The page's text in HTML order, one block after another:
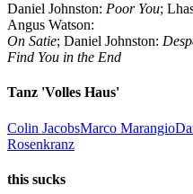
Daniel Johnston: Poor You;
Angus Watson:
On Satie; Daniel Johnston:
Find You in the End
Tanz 'Volles Haus'
Colin JacobsMarco Marangio
Rosenkranz
this sucks